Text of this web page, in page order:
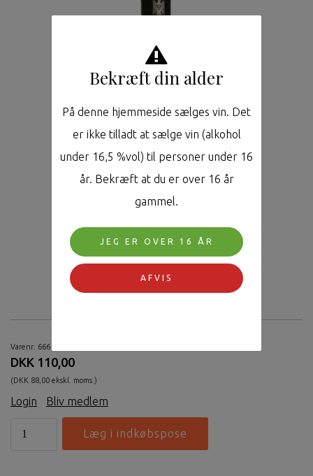
Bekræft din alder
På denne hjemmeside sælges vin. Det
er ikke tilladt at sælge vin (alkohol
under 16,5 %vol) til personer under 16
år. Bekræft at du er over 16 år
gammel.
JEG ER OVER 16 ÅR
AFVIS
Varenr. 666
DKK 110,00
(DKK 88,00 ekskl. moms.)
Login Bliv medlem